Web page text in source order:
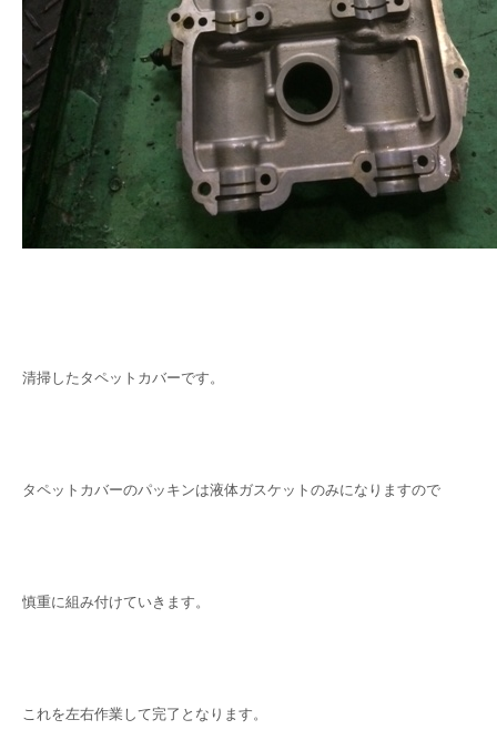
清掃したタペットカバーです。
タペットカバーのパッキンは液体ガスケットのみになりますので
慎重に組み付けていきます。
これを左右作業して完了となります。